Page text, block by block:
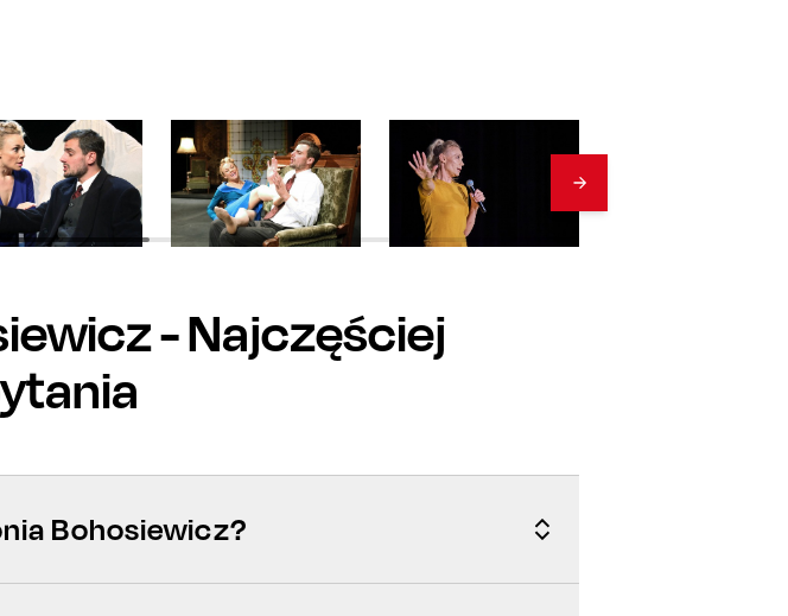
- Najczęściej
Bohosiewicz?